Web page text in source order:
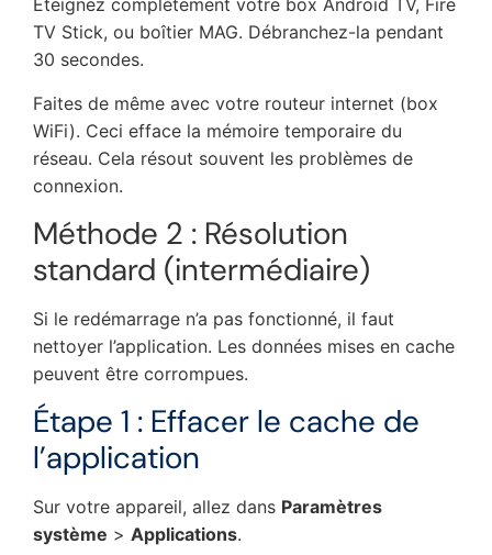
Éteignez complètement votre box Android TV, Fire
TV Stick, ou boîtier MAG. Débranchez-la pendant
30 secondes.
Faites de même avec votre routeur internet (box
WiFi). Ceci efface la mémoire temporaire du
réseau. Cela résout souvent les problèmes de
connexion.
Méthode 2 : Résolution
standard (intermédiaire)
Si le redémarrage n’a pas fonctionné, il faut
nettoyer l’application. Les données mises en cache
peuvent être corrompues.
Étape 1 : Effacer le cache de
l’application
Sur votre appareil, allez dans Paramètres
système > Applications.